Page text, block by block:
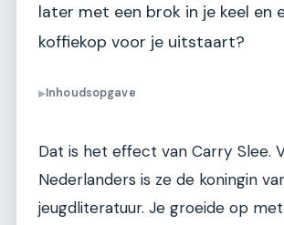
later met een brok in je keel en
koffiekop voor je uitstaart?
▶Inhoudsopgave
Dat is het effect van Carry Slee.
Nederlanders is ze de koningin
jeugdliteratuur. Je groeide op